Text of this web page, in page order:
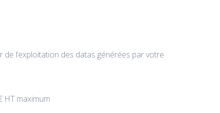
l’exploitation des datas générées par votre
HT maximum